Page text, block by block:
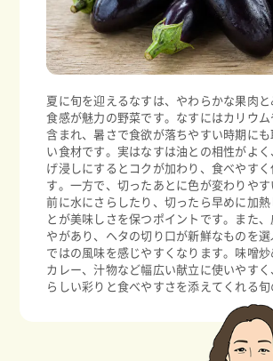
夏に旬を迎えるなすは、やわらかな果肉
食感が魅力の野菜です。なすにはカリウ
含まれ、暑さで食欲が落ちやすい時期にも
い食材です。実はなすは油との相性がよ
げ浸しにするとコクが加わり、食べやすく
す。一方で、切ったあとに色が変わりや
前に水にさらしたり、切ったら早めに加熱
とが美味しさを保つポイントです。また
やがあり、ヘタの切り口が新鮮なものを選
ではの風味を感じやすくなります。味噌炒
カレー、汁物など幅広い献立に使いやす
らしい彩りと食べやすさを添えてくれる旬